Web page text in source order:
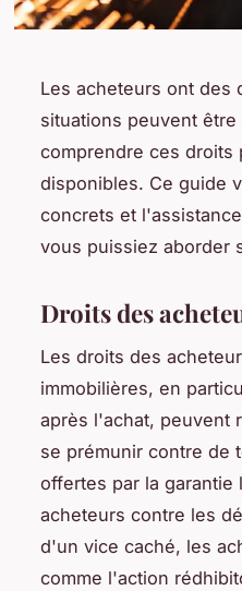
Les acheteurs ont des
situations peuvent
comprendre ces droits
disponibles. Ce guide
concrets et
vous puissiez aborder
Droits des
Les droits des
immobilières, en
après l'achat, peuvent
se prémunir contre de
offertes par la garantie
acheteurs contre les
d'un vice caché, les
comme l'action